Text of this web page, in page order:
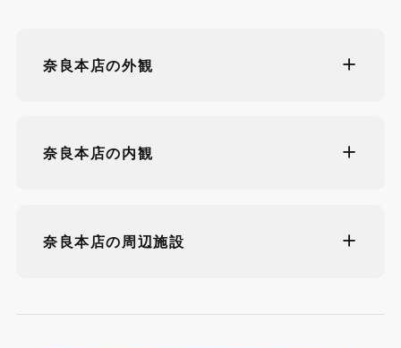
奈良本店の外観
奈良本店の内観
奈良本店の周辺施設